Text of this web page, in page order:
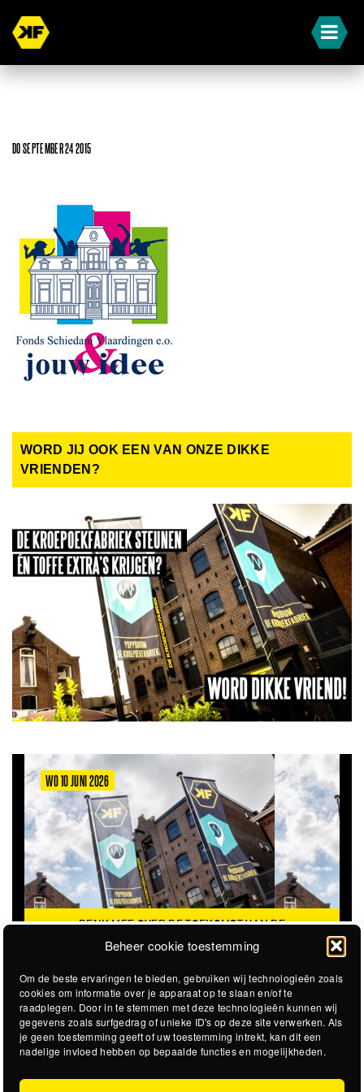
Beheer cookie toestemming
Om de beste ervaringen te bieden, gebruiken wij technologieën zoals
cookies om informatie over je apparaat op te slaan en/of te
raadplegen. Door in te stemmen met deze technologieën kunnen wij
gegevens zoals surfgedrag of unieke ID's op deze site verwerken. Als
je geen toestemming geeft of uw toestemming intrekt, kan dit een
nadelige invloed hebben op bepaalde functies en mogelijkheden.
DO SEPTEMBER 24 2015
WORD JIJ OOK EEN VAN ONZE DIKKE
VRIENDEN?
WO 10 JUNI 2026
DENK MEE OVER DE TOEKOMST VAN DE
KROEPOEKFABRIEK